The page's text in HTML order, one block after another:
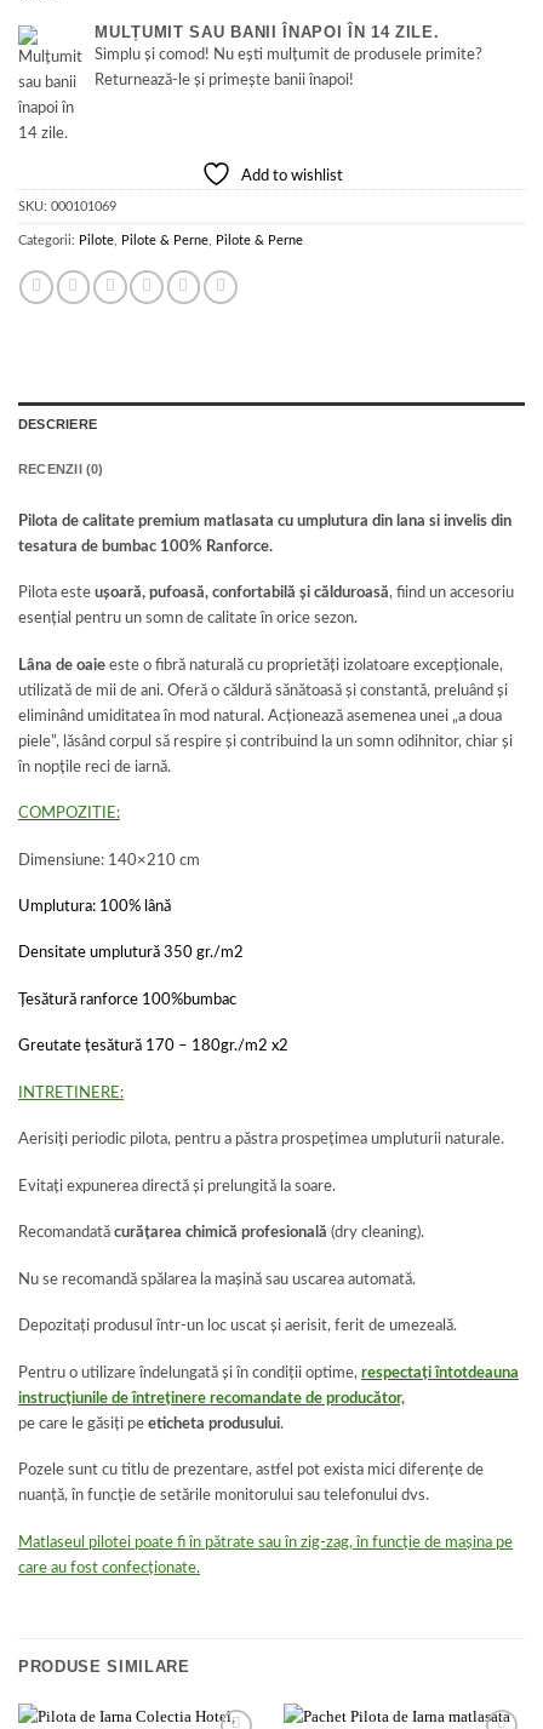
MULȚUMIT SAU BANII ÎNAPOI ÎN 14 ZILE.
Simplu și comod! Nu ești mulțumit de produsele primite?
Returnează-le și primește banii înapoi!
Add to wishlist
SKU: 000101069
Categorii: Pilote, Pilote & Perne, Pilote & Perne
DESCRIERE
RECENZII (0)
Pilota de calitate premium matlasata cu umplutura din lana si invelis din
tesatura de bumbac 100% Ranforce.
Pilota este ușoară, pufoasă, confortabilă și călduroasă, fiind un accesoriu
esențial pentru un somn de calitate în orice sezon.
Lâna de oaie este o fibră naturală cu proprietăți izolatoare excepționale,
utilizată de mii de ani. Oferă o căldură sănătoasă și constantă, preluând și
eliminând umiditatea în mod natural. Acționează asemenea unei „a doua
piele”, lăsând corpul să respire și contribuind la un somn odihnitor, chiar și
în nopțile reci de iarnă.
COMPOZITIE:
Dimensiune: 140×210 cm
Umplutura: 100% lână
Densitate umplutură 350 gr./m2
Țesătură ranforce 100%bumbac
Greutate țesătură 170 – 180gr./m2 x2
INTRETINERE:
Aerisiți periodic pilota, pentru a păstra prospețimea umpluturii naturale.
Evitați expunerea directă și prelungită la soare.
Recomandată curățarea chimică profesională (dry cleaning).
Nu se recomandă spălarea la mașină sau uscarea automată.
Depozitați produsul într-un loc uscat și aerisit, ferit de umezeală.
Pentru o utilizare îndelungată și în condiții optime, respectați întotdeauna
instrucțiunile de întreținere recomandate de producător,
pe care le găsiți pe eticheta produsului.
Pozele sunt cu titlu de prezentare, astfel pot exista mici diferențe de
nuanță, în funcție de setările monitorului sau telefonului dvs.
Matlaseul pilotei poate fi în pătrate sau în zig-zag, în funcție de mașina pe
care au fost confecționate.
PRODUSE SIMILARE